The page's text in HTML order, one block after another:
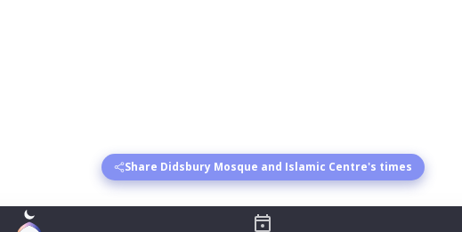
Share Didsbury Mosque and Islamic Centre's times